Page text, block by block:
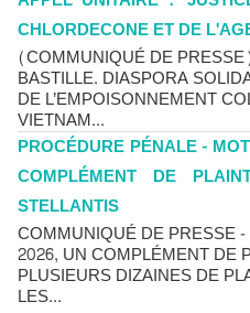
CHLORDECONE ET DE
(COMMUNIQUÉ DE
BASTILLE. DIASPORA
DE L’EMPOISONNEMENT
VIETNAM...
PROCÉDURE PÉNALE -
COMPLÉMENT DE
STELLANTIS
COMMUNIQUÉ DE PRESSE
2026, UN COMPLÉMENT DE
PLUSIEURS DIZAINES DE
LES...